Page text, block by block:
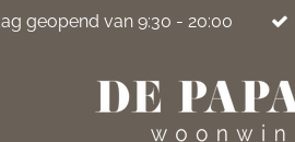
geopend van 9:30 - 20:00